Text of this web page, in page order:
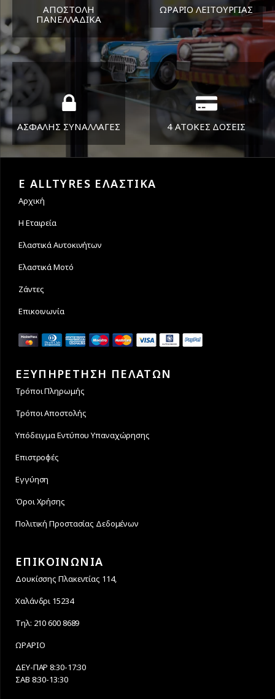
ΑΠΟΣΤΟΛΗ
ΠΑΝΕΛΛΑΔΙΚA
Όπου και αν είστε θα σας
στείλουμε τα ελαστικά σας
ΩΡΑΡΙΟ ΛΕΙΤΟΥΡΓΙΑΣ
ΔΕΥ-ΠΑΡ 8:30-17:30
ΣΑΒ 8:30-13:30
ΑΣΦΑΛΗΣ ΣΥΝΑΛΛΑΓΕΣ 4 ΑΤΟΚΕΣ ΔΟΣΕΙΣ
E ALLTYRES ΕΛΑΣΤΙΚΑ
Αρχική
Η Εταιρεία
Ελαστικά Αυτοκινήτων
Ελαστικά Μοτό
Ζάντες
Επικοινωνία
ΕΞΥΠΗΡΕΤΗΣΗ ΠΕΛΑΤΩΝ
Τρόποι Πληρωμής
Τρόποι Αποστολής
Υπόδειγμα Εντύπου Υπαναχώρησης
Επιστροφές
Εγγύηση
Όροι Χρήσης
Πολιτική Προστασίας Δεδομένων
ΕΠΙΚΟΙΝΩΝΙΑ
Δουκίσσης Πλακεντίας 114,
Χαλάνδρι 15234
Τηλ: 210 600 8689
ΩΡΑΡΙΟ
ΔΕΥ-ΠΑΡ 8:30-17:30
ΣΑΒ 8:30-13:30